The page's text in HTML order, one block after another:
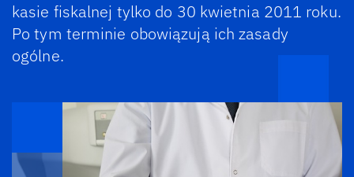
kasie fiskalnej tylko do 30 kwietnia 2011 roku.
Po tym terminie obowiązują ich zasady
ogólne.